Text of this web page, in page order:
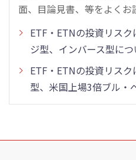
面、目論見書、等をよくお
ETF・ETNの投資リス
ジ型、インバース型につ
ETF・ETNの投資リス
型、米国上場3倍ブル・
こ